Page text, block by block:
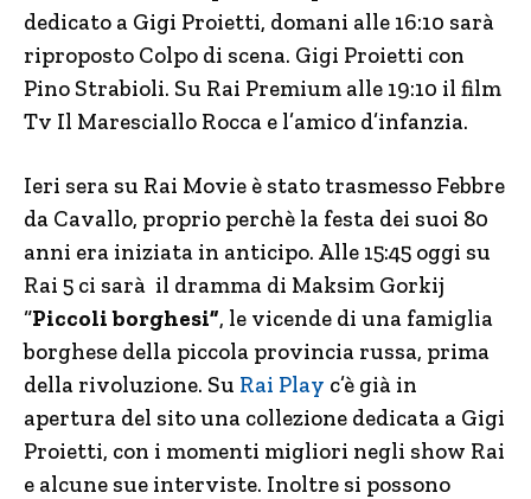
dedicato a Gigi Proietti, domani alle 16:10 sarà
riproposto Colpo di scena. Gigi Proietti con
Pino Strabioli. Su Rai Premium alle 19:10 il film
Tv Il Maresciallo Rocca e l’amico d’infanzia.
Ieri sera su Rai Movie è stato trasmesso Febbre
da Cavallo, proprio perchè la festa dei suoi 80
anni era iniziata in anticipo. Alle 15:45 oggi su
Rai 5 ci sarà il dramma di Maksim Gorkij
“Piccoli borghesi”, le vicende di una famiglia
borghese della piccola provincia russa, prima
della rivoluzione. Su Rai Play c’è già in
apertura del sito una collezione dedicata a Gigi
Proietti, con i momenti migliori negli show Rai
e alcune sue interviste. Inoltre si possono